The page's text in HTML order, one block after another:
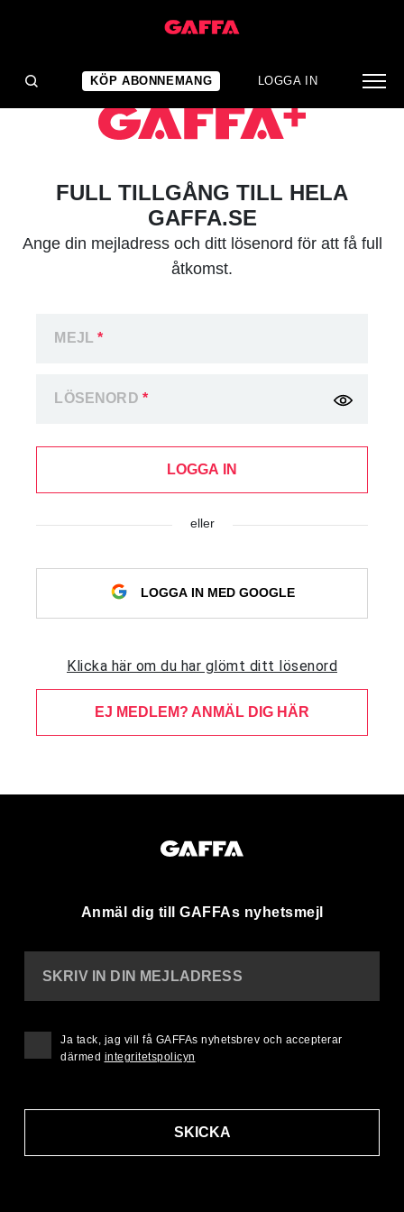
KÖP ABONNEMANG LOGGA IN
FULL TILLGÅNG TILL HELA
GAFFA.SE
Ange din mejladress och ditt lösenord för att få full
åtkomst.
MEJL*
LÖSENORD *
LOGGA IN
eller
LOGGA IN MED GOOGLE
Klicka här om du har glömt ditt lösenord
EJ MEDLEM? ANMÄL DIG HÄR
Anmäl dig till GAFFAs nyhetsmejl
SKRIV IN DIN MEJLADRESS
SKICKA
Ja tack, jag vill få GAFFAs nyhetsbrev och accepterar
därmed integritetspolicyn